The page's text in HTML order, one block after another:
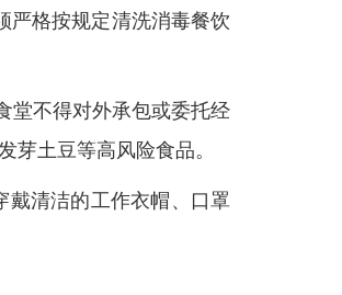
严格按规定清洗消毒餐饮
堂不得对外承包或委托经
芽土豆等高风险食品。
清洁的工作衣帽、口罩